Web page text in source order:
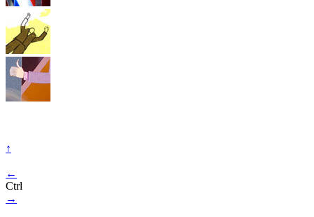
↑
←
Ctrl
→